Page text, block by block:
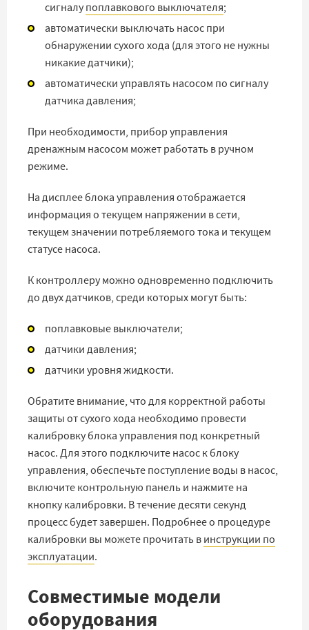
сигналу поплавкового выключателя;
автоматически выключать насос при
обнаружении сухого хода (для этого не нужны
никакие датчики);
автоматически управлять насосом по сигналу
датчика давления;
При необходимости, прибор управления
дренажным насосом может работать в ручном
режиме.
На дисплее блока управления отображается
информация о текущем напряжении в сети,
текущем значении потребляемого тока и текущем
статусе насоса.
К контроллеру можно одновременно подключить
до двух датчиков, среди которых могут быть:
поплавковые выключатели;
датчики давления;
датчики уровня жидкости.
Обратите внимание, что для корректной работы
защиты от сухого хода необходимо провести
калибровку блока управления под конкретный
насос. Для этого подключите насос к блоку
управления, обеспечьте поступление воды в насос,
включите контрольную панель и нажмите на
кнопку калибровки. В течение десяти секунд
процесс будет завершен. Подробнее о процедуре
калибровки вы можете прочитать в инструкции по
эксплуатации.
Совместимые модели
оборудования